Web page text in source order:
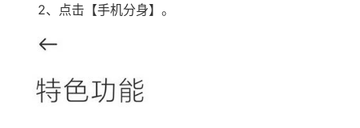
2、点击【手机分身】。